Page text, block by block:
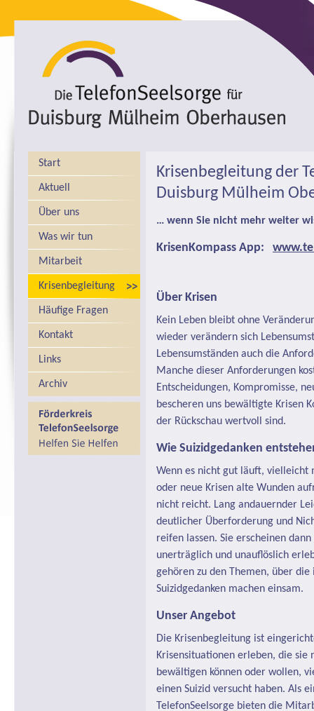
Start
Aktuell
Über uns
Was wir tun
Mitarbeit
Krisenbegleitung
Häufige Fragen
Kontakt
Links
Archiv
Krisenbegleitung der
Duisburg Mülheim
… wenn Sie nicht mehr weiter
KrisenKompass App:
Über Krisen
Kein Leben bleibt ohne
wieder verändern sich
Lebensumständen auch die
Manche dieser Anforderungen
Entscheidungen, Kompromisse,
bescheren uns bewältigte Krisen
der Rückschau wertvoll sind.
Wie Suizidgedanken
Wenn es nicht gut läuft, vielleicht
oder neue Krisen alte Wunden
nicht reicht. Lang andauernder
deutlicher Überforderung und
reifen lassen. Sie erscheinen
unerträglich und unauflöslich
gehören zu den Themen, über
Suizidgedanken machen einsam.
Unser Angebot
Die Krisenbegleitung ist
Krisensituationen erleben, die
bewältigen können oder wollen,
einen Suizid versucht haben. Als
TelefonSeelsorge bieten die